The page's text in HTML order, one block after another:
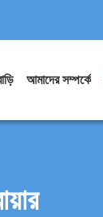
আমাদের সম্পর্কে